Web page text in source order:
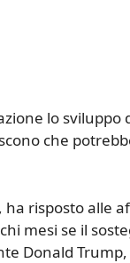
lo sviluppo
che
risposto alle
mesi se il
Donald